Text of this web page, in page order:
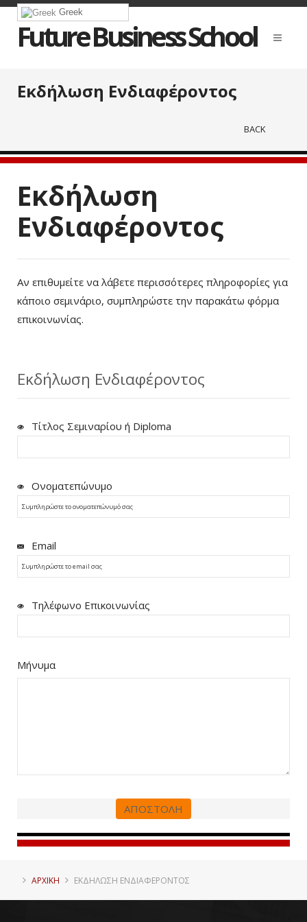
Greek
Future Business School
Εκδήλωση Ενδιαφέροντος
BACK
Εκδήλωση
Ενδιαφέροντος
Αν επιθυμείτε να λάβετε περισσότερες πληροφορίες για
κάποιο σεμινάριο, συμπληρώστε την παρακάτω φόρμα
επικοινωνίας.
Εκδήλωση Ενδιαφέροντος
Τίτλος Σεμιναρίου ή Diploma
Ονοματεπώνυμο
Email
Τηλέφωνο Επικοινωνίας
Μήνυμα
ΑΠΟΣΤΟΛΗ
ΑΡΧΙΚΗ ΕΚΔΉΛΩΣΗ ΕΝΔΙΑΦΈΡΟΝΤΟΣ